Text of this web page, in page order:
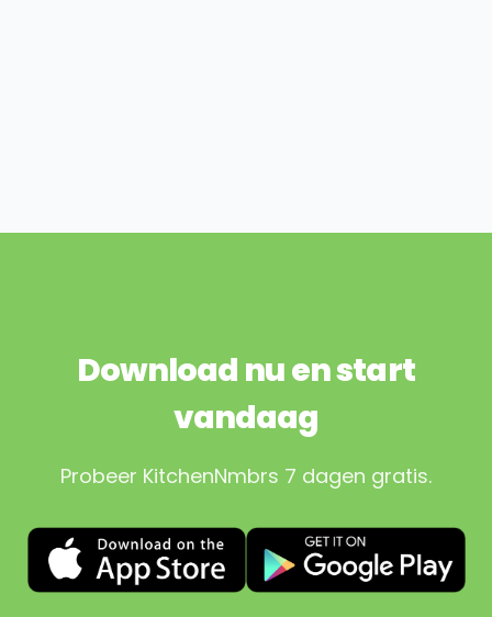
Download nu en start
vandaag
Probeer KitchenNmbrs 7 dagen gratis.